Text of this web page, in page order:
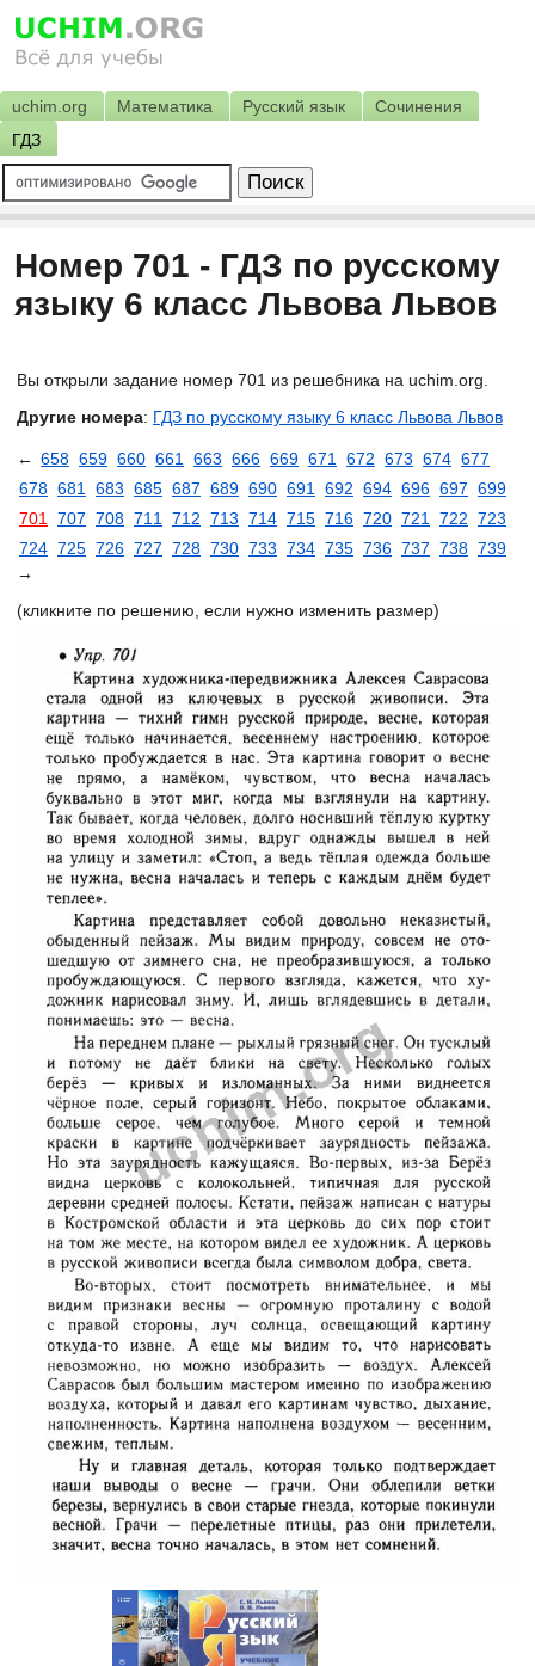
uchim.org Математика Русский язык
Сочинения
ГДЗ
Номер 701 - ГДЗ по русскому
языку 6 класс Львова Львов
Вы открыли задание номер 701 из решебника на uchim.org.
Другие номера: ГДЗ по русскому языку 6 класс Львова Львов
← 658 659 660 661 663 666 669 671 672 673 674 677
678 681 683 685 687 689 690 691 692 694 696 697 699
701
707 708 711 712 713 714 715 716 720 721 722 723
724 725 726 727 728 730 733 734 735 736 737 738 739
→
(кликните по решению, если нужно изменить размер)